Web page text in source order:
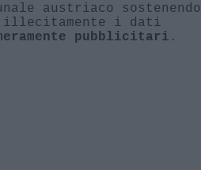
austriaco sostenendo
illecitamente i dati
pubblicitari .